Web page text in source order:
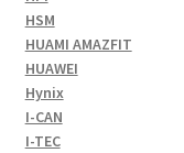
HSM
HUAMI AMAZFIT
HUAWEI
Hynix
I-CAN
I-TEC